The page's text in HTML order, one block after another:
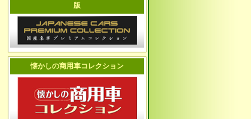
版
懐かしの商用車コレクション